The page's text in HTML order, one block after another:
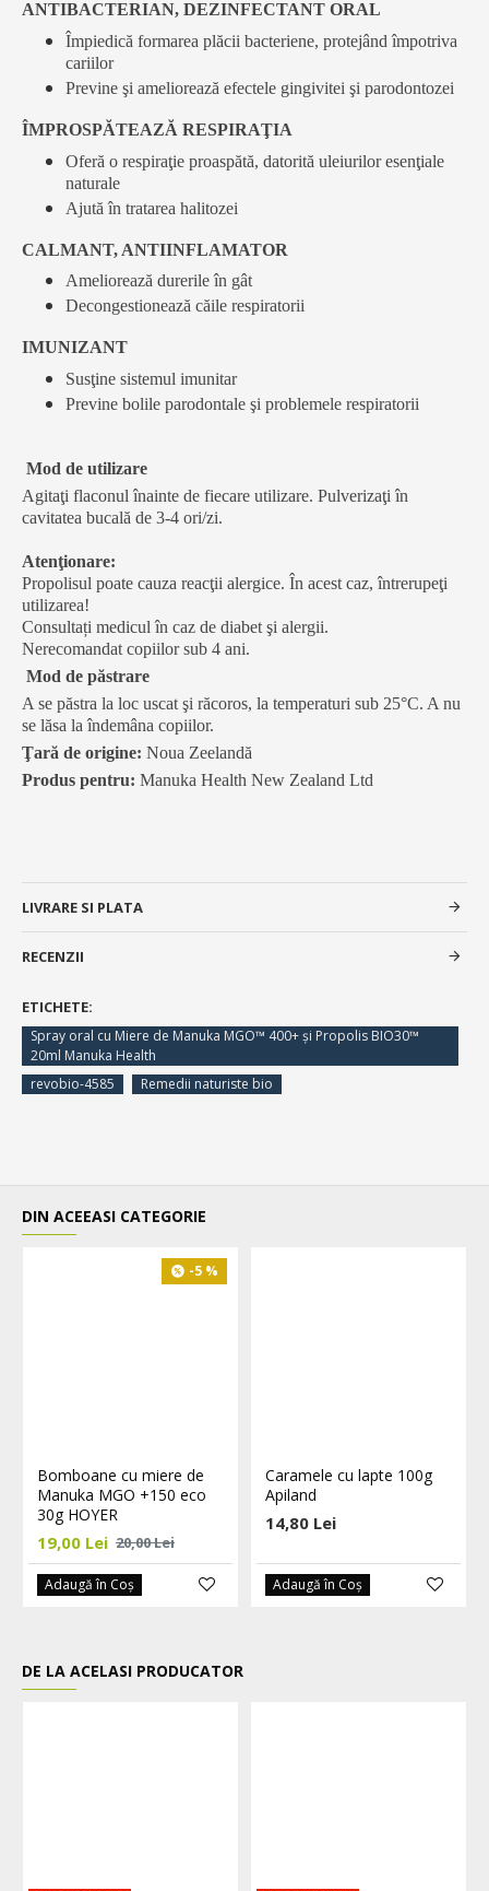
ANTIBACTERIAN, DEZINFECTANT ORAL
Împiedică formarea plăcii bacteriene, protejând împotriva
cariilor
Previne şi ameliorează efectele gingivitei şi parodontozei
ÎMPROSPĂTEAZĂ RESPIRAŢIA
Oferă o respiraţie proaspătă, datorită uleiurilor esenţiale
naturale
Ajută în tratarea halitozei
CALMANT, ANTIINFLAMATOR
Ameliorează durerile în gât
Decongestionează căile respiratorii
IMUNIZANT
Susţine sistemul imunitar
Previne bolile parodontale şi problemele respiratorii
Mod de utilizare
Agitaţi flaconul înainte de fiecare utilizare. Pulverizaţi în
cavitatea bucală de 3-4 ori/zi.
Atenţionare:
Propolisul poate cauza reacţii alergice. În acest caz, întrerupeţi
utilizarea!
Consultați medicul în caz de diabet şi alergii.
Nerecomandat copiilor sub 4 ani.
Mod de păstrare
A se păstra la loc uscat şi răcoros, la temperaturi sub 25°C. A nu
se lăsa la îndemâna copiilor.
Ţară de origine: Noua Zeelandă
Produs pentru: Manuka Health New Zealand Ltd
LIVRARE SI PLATA
RECENZII
ETICHETE:
Spray oral cu Miere de Manuka MGO™ 400+ şi Propolis BIO30™
20ml Manuka Health
revobio-4585
Remedii naturiste bio
DIN ACEEASI CATEGORIE
-5 %
Bomboane cu miere de
Manuka MGO +150 eco
30g HOYER
19,00 Lei 20,00 Lei
Adaugă în Coş
Caramele cu lapte 100g
Apiland
14,80 Lei
Adaugă în Coş
DE LA ACELASI PRODUCATOR